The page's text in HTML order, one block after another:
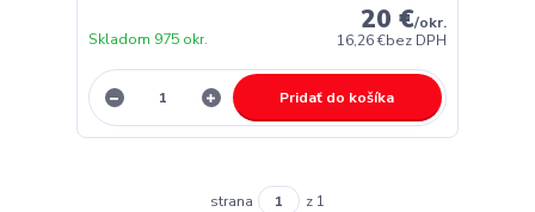
20 €/okr.
16,26 €bez DPH
Skladom 975 okr.
Pridať do košíka
strana z 1